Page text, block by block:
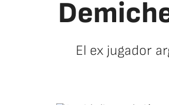
El ex jugador